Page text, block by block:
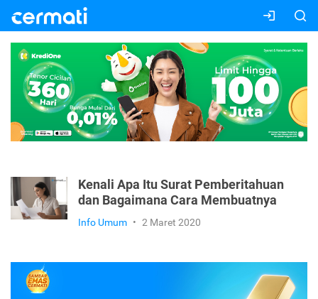
Kenali Apa Itu Surat Pemberitahuan
dan Bagaimana Cara Membuatnya
Info Umum • 2 Maret 2020